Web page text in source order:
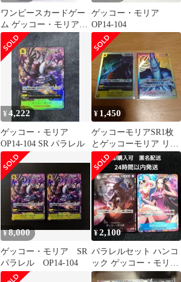
ワンピースカードゲー
ム ゲッコー・モリア
OP06-086 SR ※中古
ゲッコー・モリア
OP14-104
¥4,222
ゲッコー・モリア
OP14-104 SR パラレル
¥ 1,450
ゲッコーモリアSR1枚
とゲッコーモリア リー
ダーパラレル1枚 計2枚
セット
¥8,000
ゲッコー・モリア SR
パラレル OP14-104
¥2,100
パラレルセット ハンコ
ック ゲッコー・モリア
OP01-078 OP06-086